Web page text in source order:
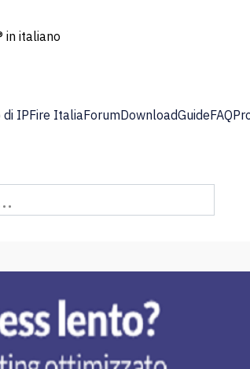
in italiano
IPFire ItaliaForumDownloadGuideFAQ